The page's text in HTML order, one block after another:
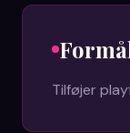
Tilføjer